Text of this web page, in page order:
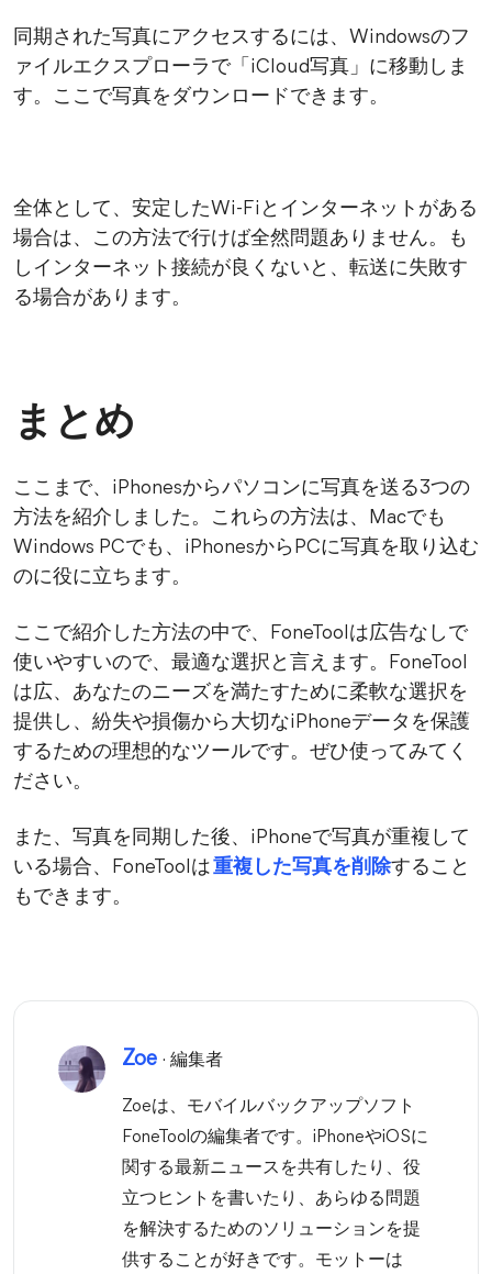
同期された写真にアクセスするには、Windowsのフ
ァイルエクスプローラで「iCloud写真」に移動しま
す。ここで写真をダウンロードできます。
全体として、安定したWi-Fiとインターネットがある
場合は、この方法で行けば全然問題ありません。も
しインターネット接続が良くないと、転送に失敗す
る場合があります。
まとめ
ここまで、iPhonesからパソコンに写真を送る3つの
方法を紹介しました。これらの方法は、Macでも
Windows PCでも、iPhonesからPCに写真を取り込む
のに役に立ちます。
ここで紹介した方法の中で、FoneToolは広告なしで
使いやすいので、最適な選択と言えます。FoneTool
は広、あなたのニーズを満たすために柔軟な選択を
提供し、紛失や損傷から大切なiPhoneデータを保護
するための理想的なツールです。ぜひ使ってみてく
ださい。
また、写真を同期した後、iPhoneで写真が重複して
いる場合、FoneToolは重複した写真を削除すること
もできます。
Zoe· 編集者
Zoeは、モバイルバックアップソフト
FoneToolの編集者です。iPhoneやiOSに
関する最新ニュースを共有したり、役
立つヒントを書いたり、あらゆる問題
を解決するためのソリューションを提
供することが好きです。モットーは